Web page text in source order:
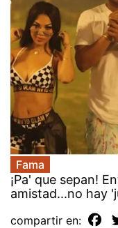
Fama
¡Pa' que sepan!
amistad...no hay
compartir en: